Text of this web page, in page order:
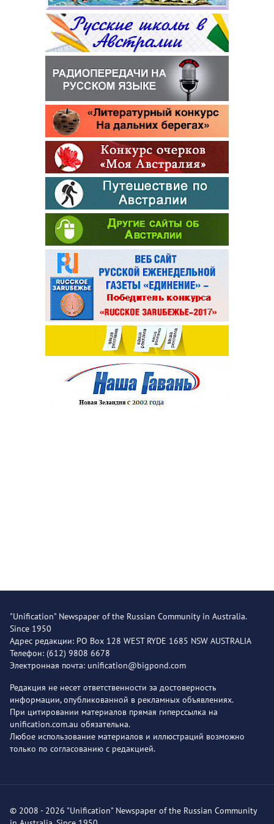
"Unification" Newspaper of the Russian Community in Australia.
Since 1950
Адрес редакции: PO Box 128 WEST RYDE 1685 NSW AUSTRALIA
Телефон: (612) 9808 6678
Электронная почта: unification@bigpond.com
Редакция не несет ответственности за достоверность
информации, опубликованной в рекламных объявлениях.
При цитировании материалов прямая гиперссылка на
unification.com.au обязательна.
Любое использование материалов и иллюстраций возможно
только по согласованию с редакцией.
© 2008 - 2026 "Unification" Newspaper of the Russian Community